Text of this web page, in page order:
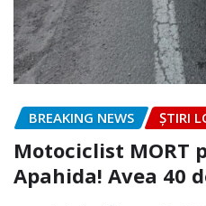
BREAKING NEWS ȘTIRI
Motociclist MORT
Apahida! Avea 40